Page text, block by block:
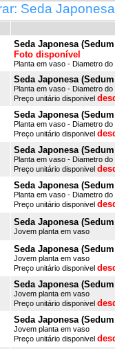
Seda Japonesa
Seda Japonesa
Foto disponível
Planta em vaso - Diametro do
Seda Japonesa
Planta em vaso - Diametro do
Preço unitário disponivel
Seda Japonesa
Planta em vaso - Diametro do
Preço unitário disponivel
Seda Japonesa
Planta em vaso - Diametro do
Preço unitário disponivel
Seda Japonesa
Planta em vaso - Diametro do
Preço unitário disponivel
Seda Japonesa
Jovem planta em vaso
Seda Japonesa
Jovem planta em vaso
Preço unitário disponivel
Seda Japonesa
Jovem planta em vaso
Preço unitário disponivel
Seda Japonesa
Jovem planta em vaso
Preço unitário disponivel